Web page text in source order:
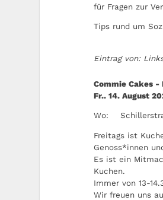
für Fragen zur
Tips rund um
Eintrag von:
Commie Cakes -
Fr.. 14. August
Wo:
Freitags ist
Genoss*innen
Es ist ein
Kuchen.
Immer von 13-
Wir freuen uns